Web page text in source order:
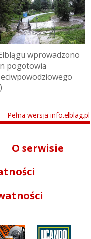
wprowadzono
pogotowia
)
Pełna wersja info.elblag.pl
O serwisie